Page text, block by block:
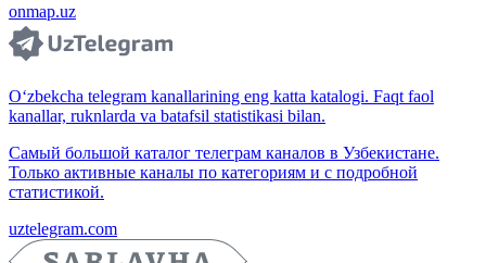
onmap.uz
O‘zbekcha telegram kanallarining eng katta katalogi. Faqt faol
kanallar, ruknlarda va batafsil statistikasi bilan.
Самый большой каталог телеграм каналов в Узбекистане.
Только активные каналы по категориям и с подробной
статистикой.
uztelegram.com